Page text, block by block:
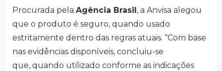
Procurada pela Agência Brasil , a Anvisa alegou
que o produto é seguro, quando usado
estritamente dentro das regras atuais. “Com base
nas evidências disponíveis, concluiu-se
que, quando utilizado conforme as indicações